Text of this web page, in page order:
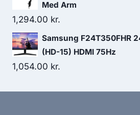
Med Arm
1,294.00 kr.
Samsung F24T350FHR
(HD-15) HDMI 75Hz
1,054.00 kr.